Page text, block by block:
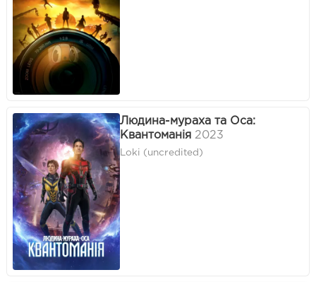
Людина-мураха та Оса:
Квантоманія 2023
Loki (uncredited)